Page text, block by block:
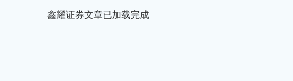
鑫耀证券文章已加载完成